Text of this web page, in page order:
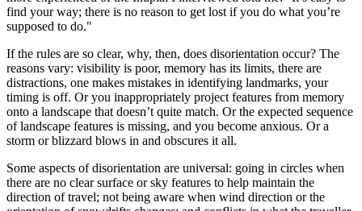
find your way; there is no reason to get lost if you do what you’re
supposed to do."
If the rules are so clear, why, then, does disorientation occur? The
reasons vary: visibility is poor, memory has its limits, there are
distractions, one makes mistakes in identifying landmarks, your
timing is off. Or you inappropriately project features from memory
onto a landscape that doesn’t quite match. Or the expected sequence
of landscape features is missing, and you become anxious. Or a
storm or blizzard blows in and obscures it all.
Some aspects of disorientation are universal: going in circles when
there are no clear surface or sky features to help maintain the
direction of travel; not being aware when wind direction or the